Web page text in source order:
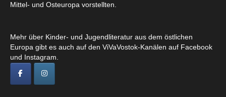
Mittel- und Osteuropa vorstellten.
Mehr über Kinder- und Jugendliteratur aus dem östlichen
Europa gibt es auch auf den ViVaVostok-Kanälen auf Facebook
und Instagram.